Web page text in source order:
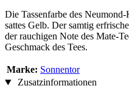
Die Tassenfarbe des
sattes Gelb. Der samtig
der rauchigen Note des Mate-
Geschmack des Tees.
Marke: Sonnentor
Zusatzinformationen